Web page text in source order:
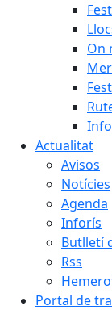
On
Actualitat
Avisos
Notícies
Agenda
Inforís
Butlletí
Rss
Portal de